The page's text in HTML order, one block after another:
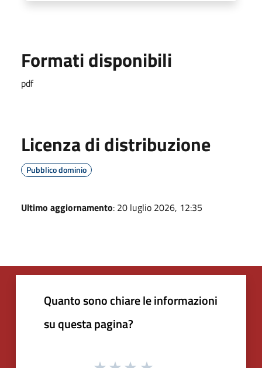
Formati disponibili
pdf
Licenza di distribuzione
Pubblico dominio
Ultimo aggiornamento: 20 luglio 2026, 12:35
Quanto sono chiare le informazioni
su questa pagina?